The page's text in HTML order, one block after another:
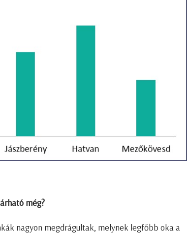
még?
nagyon megdrágultak, melynek legfőbb oka a